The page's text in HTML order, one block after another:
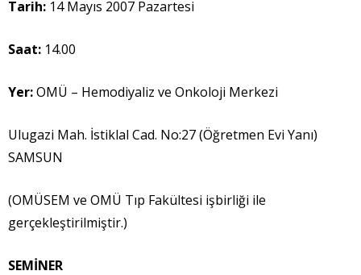
Tarih: 14 Mayıs 2007 Pazartesi
Saat: 14.00
Yer:OMÜ – Hemodiyaliz ve Onkoloji Merkezi
Ulugazi Mah. İstiklal Cad. No:27 (Öğretmen Evi Yanı)
SAMSUN
(OMÜSEM ve OMÜ Tıp Fakültesi işbirliği ile
gerçekleştirilmiştir.)
SEMİNER